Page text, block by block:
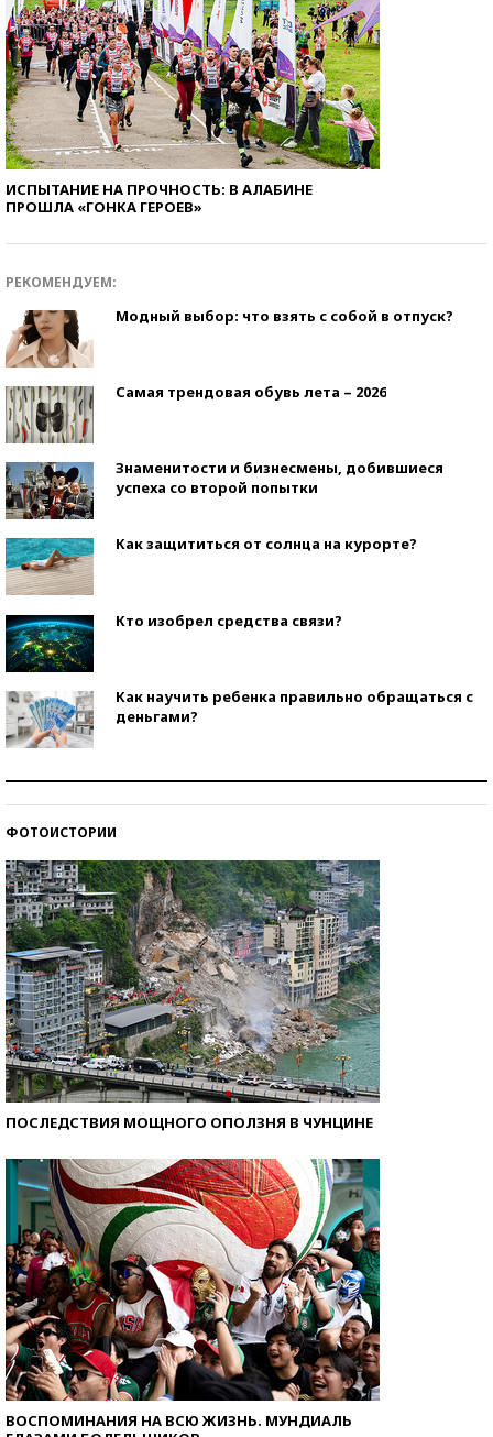
ИСПЫТАНИЕ НА ПРОЧНОСТЬ: В АЛАБИНЕ
ПРОШЛА «ГОНКА ГЕРОЕВ»
РЕКОМЕНДУЕМ:
Модный выбор: что взять с собой в отпуск?
Самая трендовая обувь лета – 2026
Знаменитости и бизнесмены, добившиеся
успеха со второй попытки
Как защититься от солнца на курорте?
Кто изобрел средства связи?
Как научить ребенка правильно обращаться с
деньгами?
ФОТОИСТОРИИ
ПОСЛЕДСТВИЯ МОЩНОГО ОПОЛЗНЯ В ЧУНЦИНЕ
ВОСПОМИНАНИЯ НА ВСЮ ЖИЗНЬ. МУНДИАЛЬ